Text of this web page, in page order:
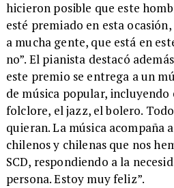
hicieron posible que este
esté premiado en esta
a mucha gente, que está en
no”. El pianista destacó
este premio se entrega a un
de música popular,
folclore, el jazz, el bolero.
quieran. La música acompaña
chilenos y chilenas que nos
SCD, respondiendo a la
persona. Estoy muy feliz”.